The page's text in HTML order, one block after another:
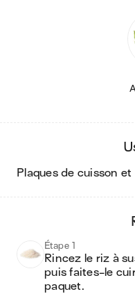
plaques de cuisson
Étape 1
Rincez le riz à
puis faites-le
paquet.